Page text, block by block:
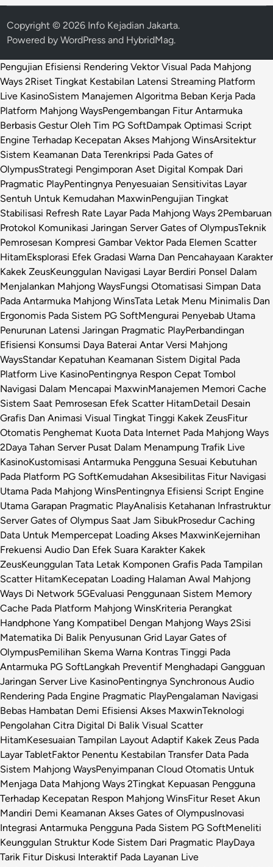
Copyright © 2026 Info Kejadian Jakarta.
Powered byWordPress and HybridMag.
Pengujian Efisiensi Rendering Vektor Visual Pada Mahjong
Ways 2Riset Tingkat Kestabilan Latensi Streaming Platform
Live KasinoSistem Manajemen Algoritma Beban Kerja Pada
Platform Mahjong WaysPengembangan Fitur Antarmuka
Berbasis Gestur Oleh Tim PG SoftDampak Optimasi Script
Engine Terhadap Kecepatan Akses Mahjong WinsArsitektur
Sistem Keamanan Data Terenkripsi Pada Gates of
OlympusStrategi Pengimporan Aset Digital Kompak Dari
Pragmatic PlayPentingnya Penyesuaian Sensitivitas Layar
Sentuh Untuk Kemudahan MaxwinPengujian Tingkat
Stabilisasi Refresh Rate Layar Pada Mahjong Ways 2Pembaruan
Protokol Komunikasi Jaringan Server Gates of OlympusTeknik
Pemrosesan Kompresi Gambar Vektor Pada Elemen Scatter
HitamEksplorasi Efek Gradasi Warna Dan Pencahayaan Karakter
Kakek ZeusKeunggulan Navigasi Layar Berdiri Ponsel Dalam
Menjalankan Mahjong WaysFungsi Otomatisasi Simpan Data
Pada Antarmuka Mahjong WinsTata Letak Menu Minimalis Dan
Ergonomis Pada Sistem PG SoftMengurai Penyebab Utama
Penurunan Latensi Jaringan Pragmatic PlayPerbandingan
Efisiensi Konsumsi Daya Baterai Antar Versi Mahjong
WaysStandar Kepatuhan Keamanan Sistem Digital Pada
Platform Live KasinoPentingnya Respon Cepat Tombol
Navigasi Dalam Mencapai MaxwinManajemen Memori Cache
Sistem Saat Pemrosesan Efek Scatter HitamDetail Desain
Grafis Dan Animasi Visual Tingkat Tinggi Kakek ZeusFitur
Otomatis Penghemat Kuota Data Internet Pada Mahjong Ways
2Daya Tahan Server Pusat Dalam Menampung Trafik Live
KasinoKustomisasi Antarmuka Pengguna Sesuai Kebutuhan
Pada Platform PG SoftKemudahan Aksesibilitas Fitur Navigasi
Utama Pada Mahjong WinsPentingnya Efisiensi Script Engine
Utama Garapan Pragmatic PlayAnalisis Ketahanan Infrastruktur
Server Gates of Olympus Saat Jam SibukProsedur Caching
Data Untuk Mempercepat Loading Akses MaxwinKejernihan
Frekuensi Audio Dan Efek Suara Karakter Kakek
ZeusKeunggulan Tata Letak Komponen Grafis Pada Tampilan
Scatter HitamKecepatan Loading Halaman Awal Mahjong
Ways Di Network 5GEvaluasi Penggunaan Sistem Memory
Cache Pada Platform Mahjong WinsKriteria Perangkat
Handphone Yang Kompatibel Dengan Mahjong Ways 2Sisi
Matematika Di Balik Penyusunan Grid Layar Gates of
OlympusPemilihan Skema Warna Kontras Tinggi Pada
Antarmuka PG SoftLangkah Preventif Menghadapi Gangguan
Jaringan Server Live KasinoPentingnya Synchronous Audio
Rendering Pada Engine Pragmatic PlayPengalaman Navigasi
Bebas Hambatan Demi Efisiensi Akses MaxwinTeknologi
Pengolahan Citra Digital Di Balik Visual Scatter
HitamKesesuaian Tampilan Layout Adaptif Kakek Zeus Pada
Layar TabletFaktor Penentu Kestabilan Transfer Data Pada
Sistem Mahjong WaysPenyimpanan Cloud Otomatis Untuk
Menjaga Data Mahjong Ways 2Tingkat Kepuasan Pengguna
Terhadap Kecepatan Respon Mahjong WinsFitur Reset Akun
Mandiri Demi Keamanan Akses Gates of OlympusInovasi
Integrasi Antarmuka Pengguna Pada Sistem PG SoftMeneliti
Keunggulan Struktur Kode Sistem Dari Pragmatic PlayDaya
Tarik Fitur Diskusi Interaktif Pada Layanan Live